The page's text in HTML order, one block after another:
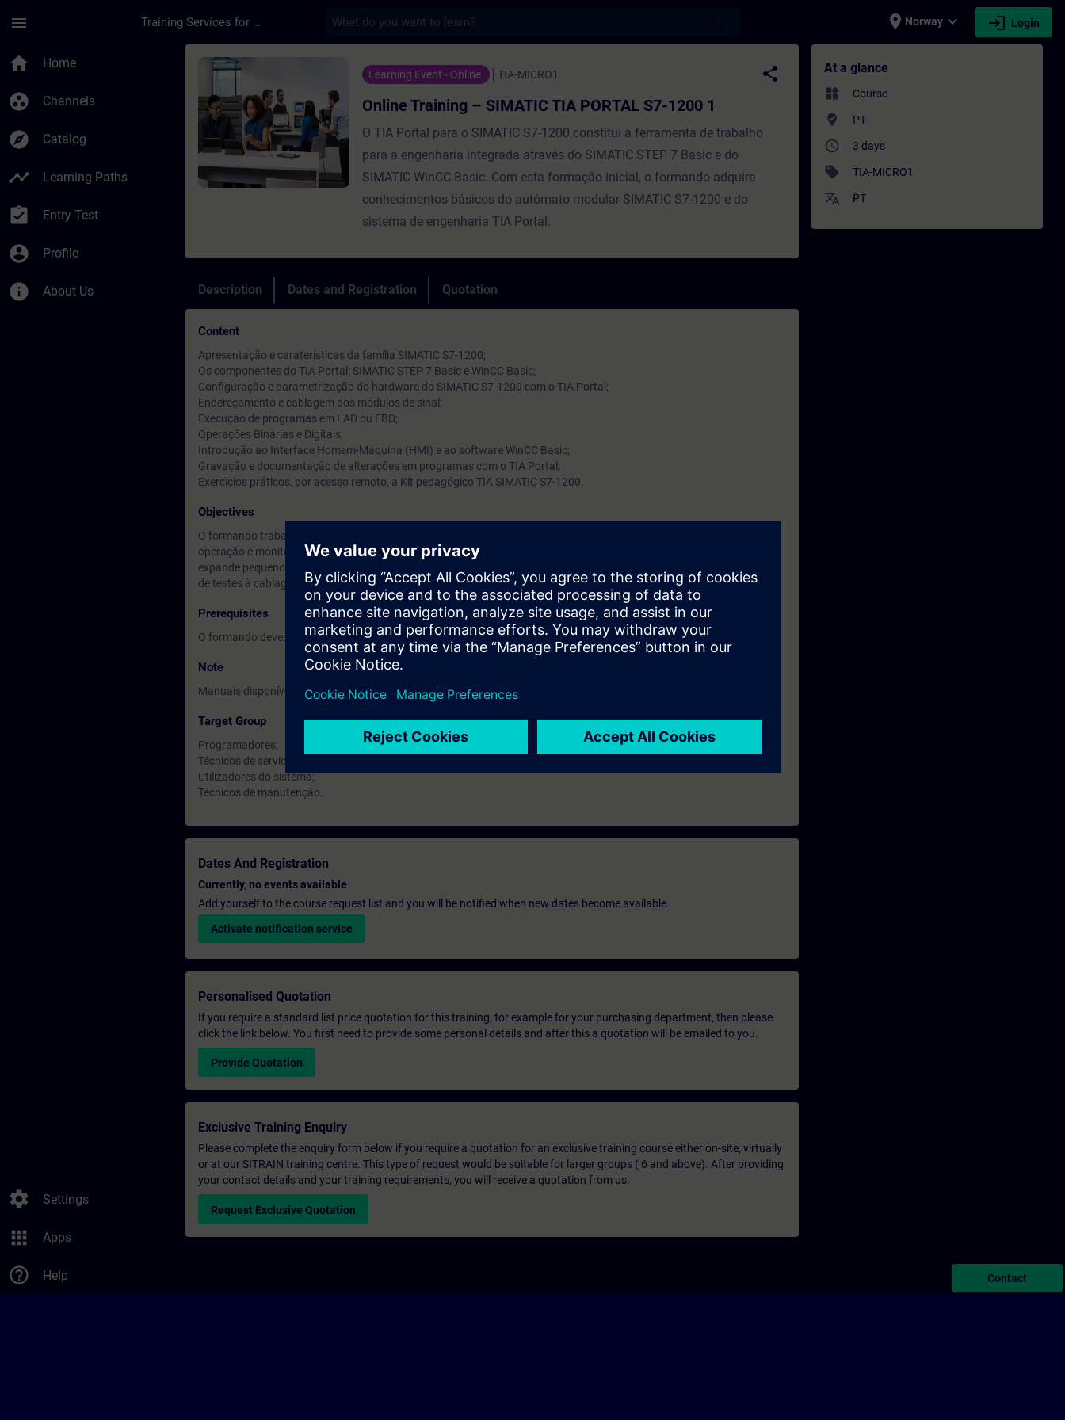
menu Training Services for Digital Industries place Norway expand_more login Login
home Home
group_work Channels
explore Catalog
timeline Learning Paths
assignment_turned_in Entry Test
account_circle Profile
info About Us
settings Settings
apps Apps
help_outline Help
Course - Online Training – SIMATIC TIA PORTAL S7-1200 1 - Training - Training - Professional
Learning Event - Online TIA-MICRO1
share
Online Training – SIMATIC TIA PORTAL S7-1200 1
O TIA Portal para o SIMATIC S7-1200 constitui a ferramenta de trabalho
para a engenharia integrada através do SIMATIC STEP 7 Basic e do
SIMATIC WinCC Basic. Com esta formação inicial, o formando adquire
conhecimentos básicos do autómato modular SIMATIC S7-1200 e do
sistema de engenharia TIA Portal.
Description Dates and Registration Quotation
Content
Apresentação e caraterísticas da família SIMATIC S7-1200;
Os componentes do TIA Portal: SIMATIC STEP 7 Basic e WinCC Basic;
Configuração e parametrização do hardware do SIMATIC S7-1200 com o TIA Portal;
Endereçamento e cablagem dos módulos de sinal;
Execução de programas em LAD ou FBD;
Operações Binárias e Digitais;
Introdução ao Interface Homem-Máquina (HMI) e ao software WinCC Basic;
Gravação e documentação de alterações em programas com o TIA Portal;
Exercícios práticos, por acesso remoto, a Kit pedagógico TIA SIMATIC S7-1200.
Objectives
O formando trabalha na plataforma TIA Portal, aprendendo a interação entre o autómato S7-1200 e os painéis de
operação e monitorização. Aprende a configurar, parametrizar e alterar módulos do SIMATIC S7-1200. Cria, modifica e
expande pequenos programas em STEP 7 Basic. Faz diagnóstico de pequenas falhas no hardware e software, através
de testes à cablagem e estado dos blocos e executa um comissionamento simples ao autómato.
Prerequisites
O formando deverá ter noções de automação e de Windows na ótica do utilizador.
Note
Manuais disponíveis em inglês.
Target Group
Programadores;
Técnicos de service;
Utilizadores do sistema;
Técnicos de manutenção.
Dates And Registration
Currently, no events available
Add yourself to the course request list and you will be notified when new dates become available.
Activate notification service
Personalised Quotation
If you require a standard list price quotation for this training, for example for your purchasing department, then please
click the link below. You first need to provide some personal details and after this a quotation will be emailed to you.
Provide Quotation
Exclusive Training Enquiry
Please complete the enquiry form below if you require a quotation for an exclusive training course either on-site, virtually
or at our SITRAIN training centre. This type of request would be suitable for larger groups ( 6 and above). After providing
your contact details and your training requirements, you will receive a quotation from us.
Request Exclusive Quotation
At a glance
widgets Course
where_to_vote PT
access_time 3 days
sell TIA-MICRO1
translate PT
Contact